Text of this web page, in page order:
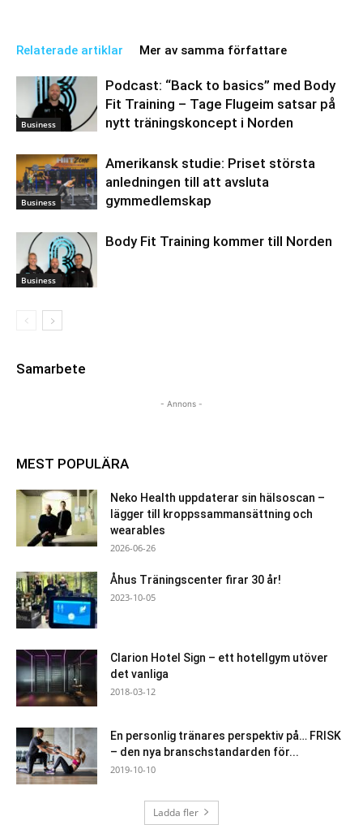
Relaterade artiklar Mer av samma författare
Business
Podcast: “Back to basics” med Body
Fit Training – Tage Flugeim satsar på
nytt träningskoncept i Norden
Business
Amerikansk studie: Priset största
anledningen till att avsluta
gymmedlemskap
Business
Body Fit Training kommer till Norden
Samarbete
- Annons -
MEST POPULÄRA
Neko Health uppdaterar sin hälsoscan –
lägger till kroppssammansättning och
wearables
2026-06-26
Åhus Träningscenter firar 30 år!
2023-10-05
Clarion Hotel Sign – ett hotellgym utöver
det vanliga
2018-03-12
En personlig tränares perspektiv på… FRISK
– den nya branschstandarden för...
2019-10-10
Ladda fler